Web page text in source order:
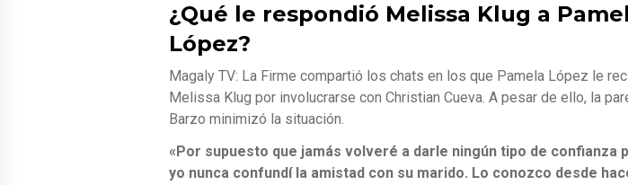
¿Qué le respondió Melissa Klug a
López?
Magaly TV: La Firme compartió los chats en los que Pamela López le
Melissa Klug por involucrarse con Christian Cueva. A pesar de ello, la
Barzo minimizó la situación.
«Por supuesto que jamás volveré a darle ningún tipo de confianza
yo nunca confundí la amistad con su marido. Lo conozco desde